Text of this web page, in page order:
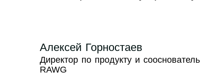
Алексей Горностаев
Директор по продукту и сооснователь
RAWG